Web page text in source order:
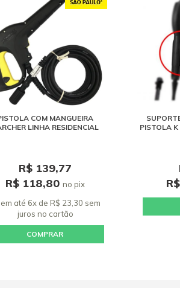
COM MANGUEIRA
LINHA RESIDENCIAL
R$ 139,77
R$ 118,80 no pix
até 6x de R$ 23,30 sem
juros no cartão
COMPRAR
PISTOLA